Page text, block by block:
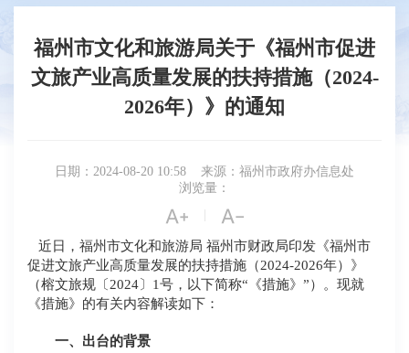
福州市文化和旅游局关于《福州市促进
文旅产业高质量发展的扶持措施（2024-
2026年）》的通知
日期：2024-08-20 10:58
来源：福州市政府办信息处
浏览量：
 | 
近日，福州市文化和旅游局 福州市财政局印发《福州市
促进文旅产业高质量发展的扶持措施（2024-2026年）》
（榕文旅规〔2024〕1号，以下简称“《措施》”）。现就
《措施》的有关内容解读如下：
一、出台的背景